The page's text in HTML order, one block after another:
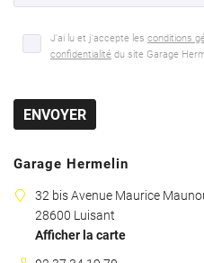
Accueil
L’atelier
d’occasions
neufs
Avis
Actualités
J'ai lu et j'accepte les conditions
confidentialité du site Garage
ENVOYER
Garage Hermelin
32 bis Avenue Maurice
28600 Luisant
Afficher la carte